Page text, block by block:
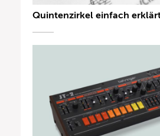
Quintenzirkel einfach